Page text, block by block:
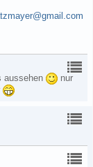
aussehen
nur